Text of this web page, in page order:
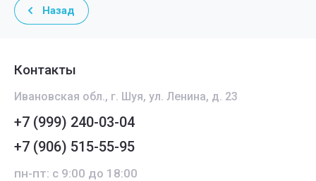
Назад
Контакты
Ивановская обл., г. Шуя, ул. Ленина, д. 23
+7 (999) 240-03-04
+7 (906) 515-55-95
пн-пт: с 9:00 до 18:00